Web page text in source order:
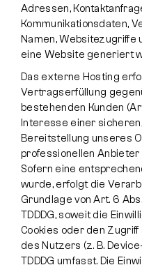
Adressen,
Kommunikationsdaten,
Namen, Websitezugriffe
eine Website generiert
Das externe Hosting
Vertragserfüllung
bestehenden Kunden
Interesse einer
Bereitstellung unseres
professionellen Anbieter
Sofern eine
wurde, erfolgt die
Grundlage von Art. 6 Abs.
TDDDG, soweit die
Cookies oder den
des Nutzers (z. B.
TDDDG umfasst. Die